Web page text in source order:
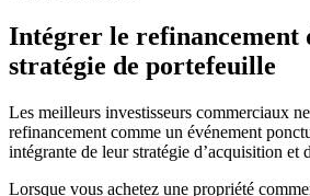
Intégrer le refinancement
stratégie de portefeuille
Les meilleurs investisseurs commerciaux
refinancement comme un événement
intégrante de leur stratégie d’acquisition et
Lorsque vous achetez une propriété